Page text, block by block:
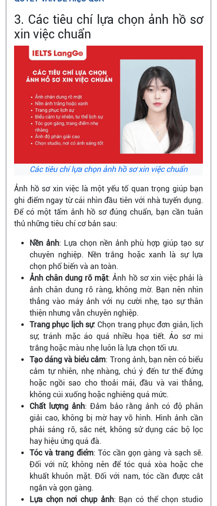
3. Các tiêu chí lựa chọn ảnh hồ sơ
xin việc chuẩn
Các tiêu chí lựa chọn ảnh hồ sơ xin việc chuẩn
Ảnh hồ sơ xin việc là một yếu tố quan trọng giúp bạn
ghi điểm ngay từ cái nhìn đầu tiên với nhà tuyển dụng.
Để có một tấm ảnh hồ sơ đúng chuẩn, bạn cần tuân
thủ những tiêu chí cơ bản sau:
Nền ảnh: Lựa chọn nền ảnh phù hợp giúp tạo sự
chuyên nghiệp. Nền trắng hoặc xanh là sự lựa
chọn phổ biến và an toàn.
Ảnh chân dung rõ mặt: Ảnh hồ sơ xin việc phải là
ảnh chân dung rõ ràng, không mờ. Bạn nên nhìn
thẳng vào máy ảnh với nụ cười nhẹ, tạo sự thân
thiện nhưng vẫn chuyên nghiệp.
Trang phục lịch sự: Chọn trang phục đơn giản, lịch
sự, tránh mặc áo quá nhiều họa tiết. Áo sơ mi
trắng hoặc màu nhẹ luôn là lựa chọn tối ưu.
Tạo dáng và biểu cảm: Trong ảnh, bạn nên có biểu
cảm tự nhiên, nhẹ nhàng, chú ý đến tư thế đứng
hoặc ngồi sao cho thoải mái, đầu và vai thẳng,
không cúi xuống hoặc nghiêng quá mức.
Chất lượng ảnh: Đảm bảo rằng ảnh có độ phân
giải cao, không bị mờ hay vỡ hình. Hình ảnh cần
phải sáng rõ, sắc nét, không sử dụng các bộ lọc
hay hiệu ứng quá đà.
Tóc và trang điểm: Tóc cần gọn gàng và sạch sẽ.
Đối với nữ, không nên để tóc quá xòa hoặc che
khuất khuôn mặt. Đối với nam, tóc cần được cắt
ngắn và gọn gàng.
Lựa chọn nơi chụp ảnh: Bạn có thể chọn studio